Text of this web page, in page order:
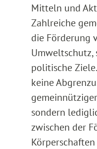
Mitteln und
Zahlreiche
die Förderung
Umweltschutz,
politische
keine
sondern
zwischen der